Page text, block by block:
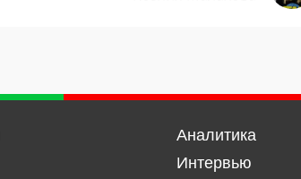
Аналитика
Интервью